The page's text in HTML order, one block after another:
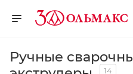
Ручные
14